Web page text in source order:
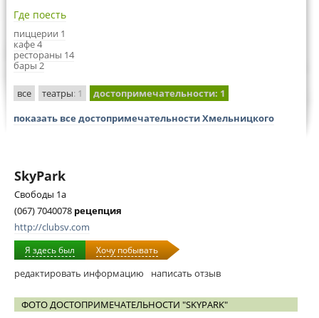
Где поесть
пиццерии 1
кафе 4
рестораны 14
бары 2
все театры: 1 достопримечательности: 1
показать все достопримечательности Хмельницкого
SkyPark
Свободы 1а
(067) 7040078 рецепция
http://clubsv.com
Я здесь был Хочу побывать
редактировать информацию написать отзыв
ФОТО ДОСТОПРИМЕЧАТЕЛЬНОСТИ "SKYPARK"